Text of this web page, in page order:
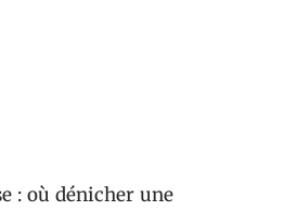
: où dénicher une